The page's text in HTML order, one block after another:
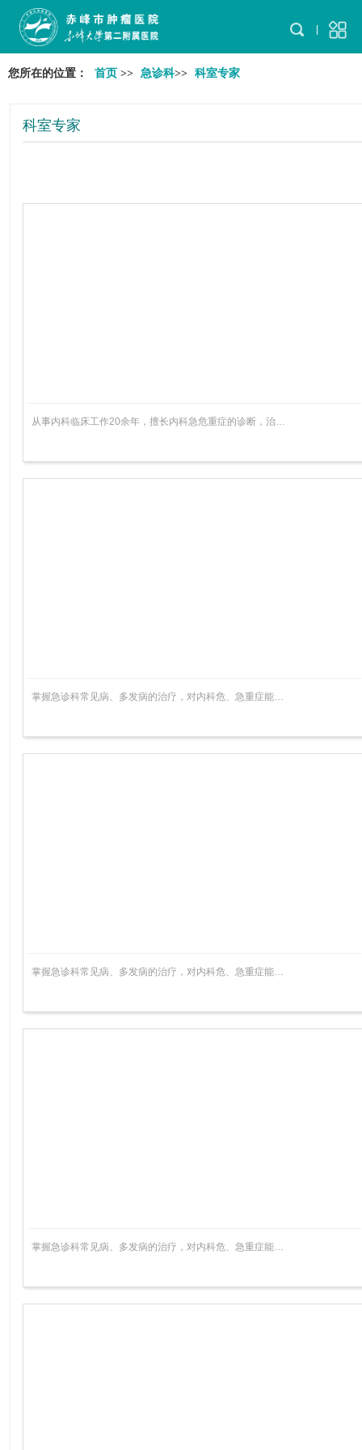
您所在的位置： 首页 >> 急诊科>> 科室专家
科室专家
从事内科临床工作20余年，擅长内科急危重症的诊断，治…
掌握急诊科常见病、多发病的治疗，对内科危、急重症能…
掌握急诊科常见病、多发病的治疗，对内科危、急重症能…
掌握急诊科常见病、多发病的治疗，对内科危、急重症能…